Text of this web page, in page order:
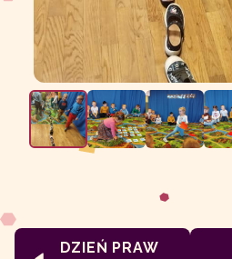
DZIEŃ PRAW